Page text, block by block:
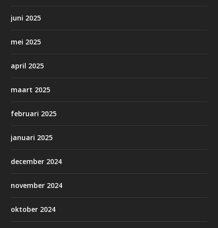
juni 2025
mei 2025
april 2025
maart 2025
februari 2025
januari 2025
december 2024
november 2024
oktober 2024